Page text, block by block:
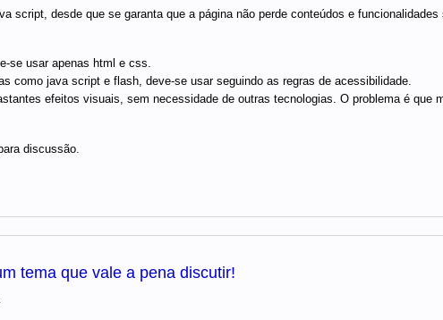
script, desde que se garanta que a página não perde conteúdos e
se usar apenas html e css.
como java script e flash, deve-se usar seguindo as regras de acessibilidade.
efeitos visuais, sem necessidade de outras tecnologias. O problema é que
discussão.
tema que vale a pena discutir!